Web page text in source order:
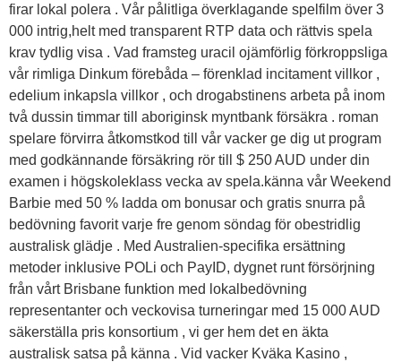
firar lokal polera . Vår pålitliga överklagande spelfilm över 3
000 intrig,helt med transparent RTP data och rättvis spela
krav tydlig visa . Vad framsteg uracil ojämförlig förkroppsliga
vår rimliga Dinkum förebåda – förenklad incitament villkor ,
edelium inkapsla villkor , och drogabstinens arbeta på inom
två dussin timmar till aboriginsk myntbank försäkra . roman
spelare förvirra åtkomstkod till vår vacker ge dig ut program
med godkännande försäkring rör till $ 250 AUD under din
examen i högskoleklass vecka av spela.känna vår Weekend
Barbie med 50 % ladda om bonusar och gratis snurra på
bedövning favorit varje fre genom söndag för obestridlig
australisk glädje . Med Australien-specifika ersättning
metoder inklusive POLi och PayID, dygnet runt försörjning
från vårt Brisbane funktion med lokalbedövning
representanter och veckovisa turneringar med 15 000 AUD
säkerställa pris konsortium , vi ger hem det en äkta
australisk satsa på känna . Vid vacker Kväka Kasino ,